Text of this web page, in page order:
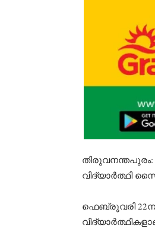
തിരുവനന്തപുരം:
വിദ്യാർത്ഥി
ഫെബ്രുവരി